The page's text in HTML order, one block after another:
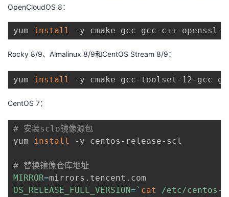
我
课
的
证
我
实
验
的
收
藏
的
术
持
我
云
建
议
OpenCloudOS 8：
yum install
Rocky 8/9、Almalinux 8/9和CentOS Stream 8/9：
yum install
CentOS 7：
# 安装sclo镜像源包
yum install -y centos-release-scl
# 替换镜像仓库地址
MIRROR=
OS_RELEASE_FULL_VERSION= ` cat
/etc/centos-